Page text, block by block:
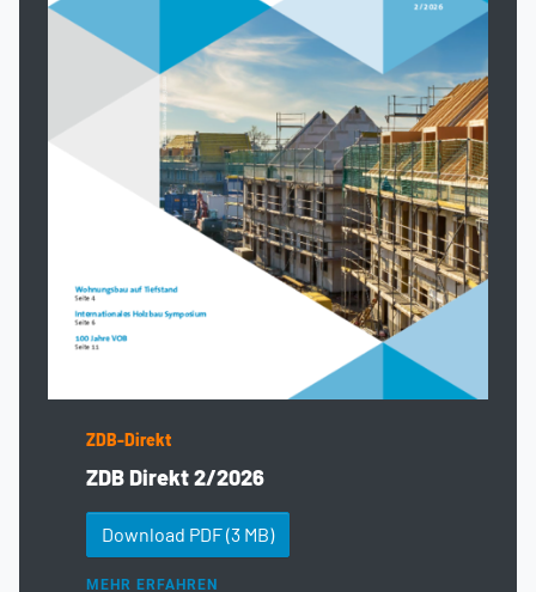
ZDB-Direkt
ZDB Direkt 2/2026
Download PDF(3 MB)
MEHR ERFAHREN